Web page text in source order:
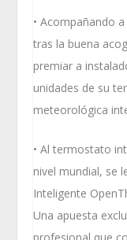
• Acompañando
tras la buena
premiar a
unidades de su
meteorológica
• Al termostato
nivel mundial, se
Inteligente
Una apuesta